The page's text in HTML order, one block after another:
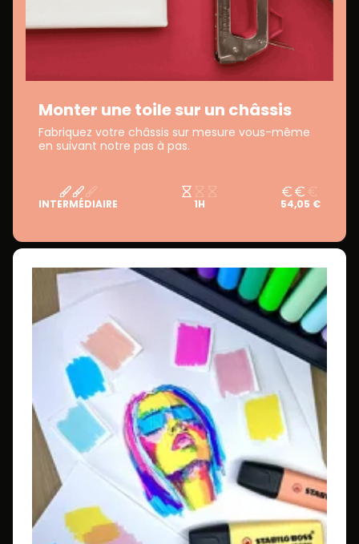
Monter une toile sur un châssis
Fabriquez votre châssis sur mesure vous-même
en suivant notre pas à pas.
INTERMÉDIAIRE 1H 54,05 €